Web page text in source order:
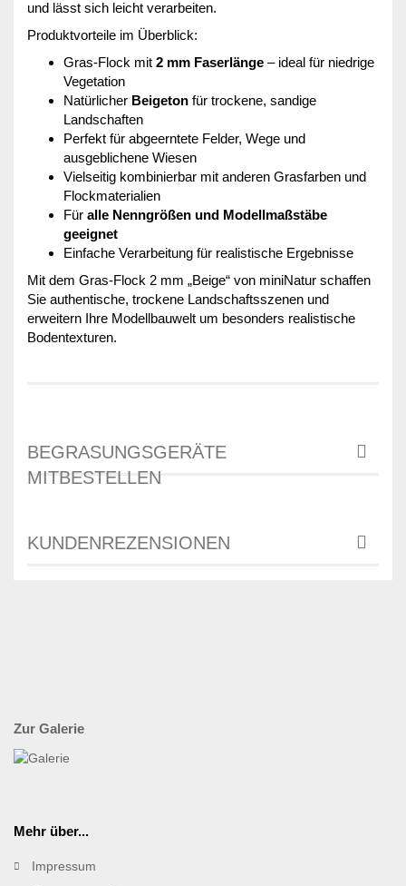
und lässt sich leicht verarbeiten.
Produktvorteile im Überblick:
Gras-Flock mit 2 mm Faserlänge – ideal für niedrige
Vegetation
Natürlicher Beigeton für trockene, sandige
Landschaften
Perfekt für abgeerntete Felder, Wege und
ausgeblichene Wiesen
Vielseitig kombinierbar mit anderen Grasfarben und
Flockmaterialien
Für alle Nenngrößen und Modellmaßstäbe
geeignet
Einfache Verarbeitung für realistische Ergebnisse
Mit dem Gras-Flock 2 mm „Beige“ von miniNatur schaffen
Sie authentische, trockene Landschaftsszenen und
erweitern Ihre Modellbauwelt um besonders realistische
Bodentexturen.
BEGRASUNGSGERÄTE
MITBESTELLEN
KUNDENREZENSIONEN
Zur Galerie
Mehr über...
Impressum